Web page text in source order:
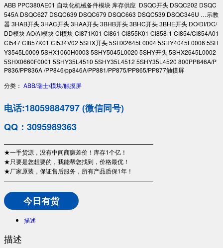
ABB PPC380AE01 自动化机械备件模块 库存供应 DSQC开头 DSQC202 DSQC
545A DSQC627 DSQC639 DSQC679 DSQC663 DSQC539 DSQC346U …示教
器 3HAB开头 3HAC开头 3HAA开头 3BHB开头 3BHC开头 3BHE开头 DO/DI/DC/
DD模块 AO/AI模块 CI模块 CI871K01 CI861 CI855K01 CI858-1 CI854/CI854A01
CI547 CI857K01 CI534V02 5SHX开头 5SHX2645L0004 5SHY4045L0006 5SH
Y3545L0009 5SHX1060H0003 5SHY5045L0020 5SHY开头 5SHX2645L0002
5SHX0660F0001 5SHY35L4510 5SHY35L4512 5SHY35L4520 800PP846A/P
P836/PP836A /PP846/pp846A/PP881/PP875/PP865/PP877触摸屏
分类： ABB/瑞士/模块/触摸屏
电话:18059884797 (微信同号)
QQ：3095989363
—————————————————————————
★一手货源，没有中间商赚差价！库存1个亿！
★只要是您想要的，我能帮您找到，价格最优！
★厂家原装，保证售后服务，所有产品质保1年！
—————————————————————————
今日有货
描述
描述